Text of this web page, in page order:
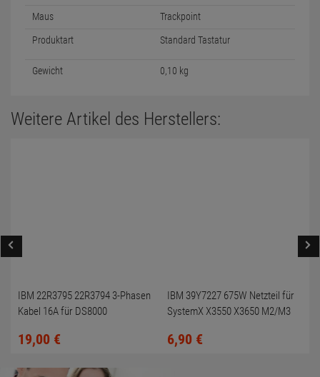
Maus Trackpoint
Produktart Standard Tastatur
Gewicht 0,10 kg
Weitere Artikel des Herstellers:
IBM 22R3795 22R3794 3-Phasen
Kabel 16A für DS8000
19,00 €
IBM 39Y7227 675W Netzteil für
SystemX X3550 X3650 M2/M3
6,90 €